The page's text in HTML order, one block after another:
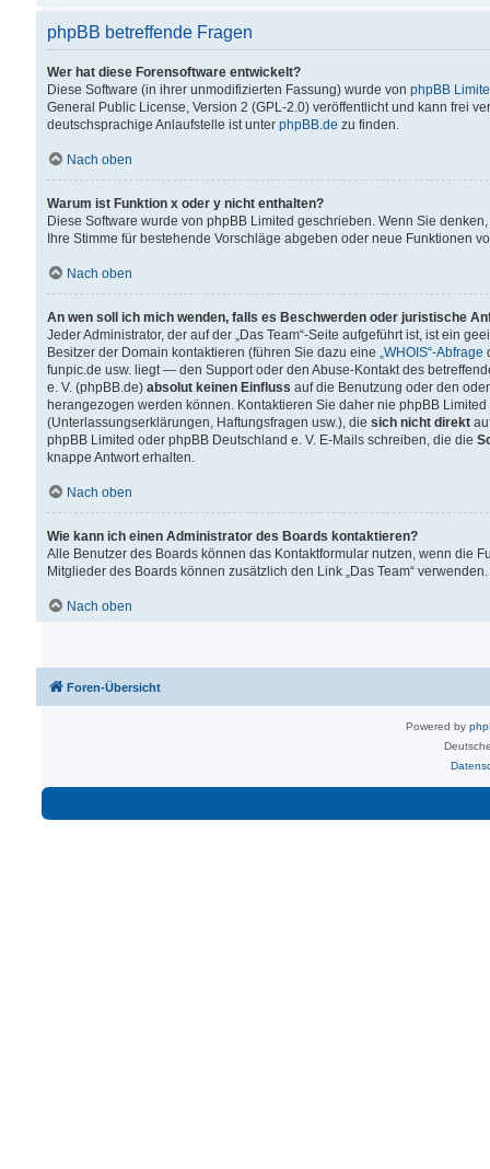
phpBB betreffende Fragen
Wer hat diese Forensoftware entwickelt?
Diese Software (in ihrer unmodifizierten Fassung) wurde von phpBB
General Public License, Version 2 (GPL-2.0) veröffentlicht und kann frei
deutschsprachige Anlaufstelle ist unter phpBB.de zu finden.
Nach oben
Warum ist Funktion x oder y nicht enthalten?
Diese Software wurde von phpBB Limited geschrieben. Wenn Sie
Ihre Stimme für bestehende Vorschläge abgeben oder neue Funktionen
Nach oben
An wen soll ich mich wenden, falls es Beschwerden oder juristische
Jeder Administrator, der auf der „Das Team“-Seite aufgeführt ist, ist ein
Besitzer der Domain kontaktieren (führen Sie dazu eine „WHOIS“-Abfrage
funpic.de usw. liegt — den Support oder den Abuse-Kontakt des
e. V. (phpBB.de) absolut keinen Einfluss auf die Benutzung oder den
herangezogen werden können. Kontaktieren Sie daher nie phpBB
(Unterlassungserklärungen, Haftungsfragen usw.), die sich nicht direkt
phpBB Limited oder phpBB Deutschland e. V. E-Mails schreiben, die die
knappe Antwort erhalten.
Nach oben
Wie kann ich einen Administrator des Boards kontaktieren?
Alle Benutzer des Boards können das Kontaktformular nutzen, wenn die
Mitglieder des Boards können zusätzlich den Link „Das Team“ verwenden.
Nach oben
Foren-Übersicht
Powered by